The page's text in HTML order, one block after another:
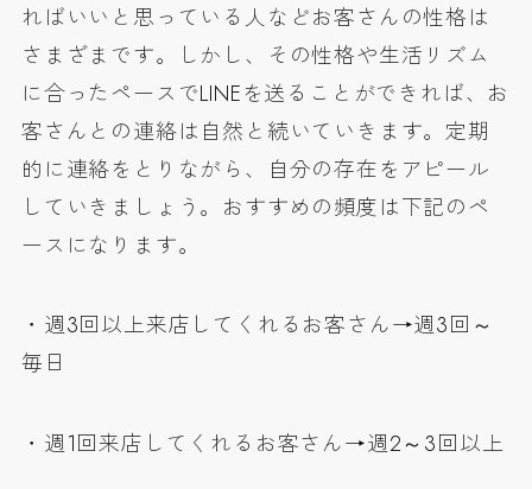
ればいいと思っている人などお客さんの性格は
さまざまです。しかし、その性格や生活リズム
に合ったペースでLINEを送ることができれば、お
客さんとの連絡は自然と続いていきます。定期
的に連絡をとりながら、自分の存在をアピール
していきましょう。おすすめの頻度は下記のペ
ースになります。
・週3回以上来店してくれるお客さん→週3回～
毎日
・週1回来店してくれるお客さん→週2～3回以上